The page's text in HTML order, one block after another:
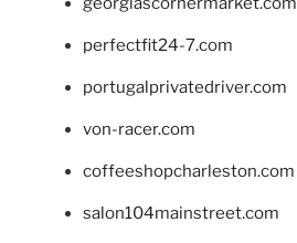
perfectfit24-7.com
portugalprivatedriver.com
von-racer.com
coffeeshopcharleston.com
salon104mainstreet.com